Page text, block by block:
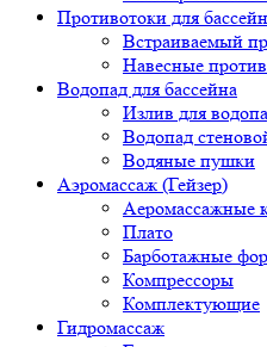
Противотоки для
Встраиваемый
Навесные
Водопад для бассейна
Излив для
Водопад
Водяные пушки
Аэромассаж (Гейзер)
Аеромассажные
Плато
Барботажные
Компрессоры
Комплектующие
Гидромассаж